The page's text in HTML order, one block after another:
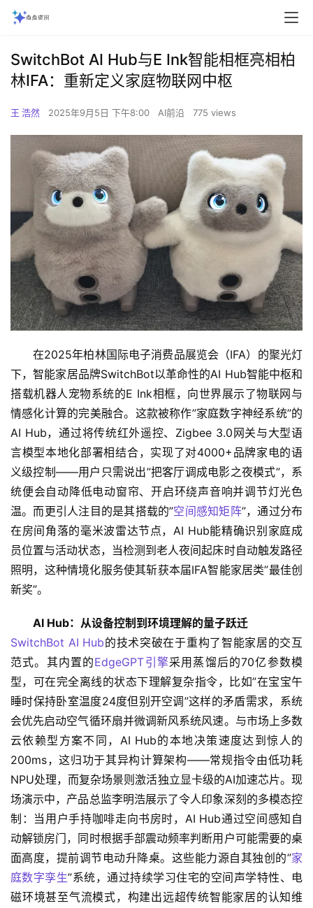
SwitchBot AI Hub与E Ink智能相框亮相柏
林IFA：重新定义家庭物联网中枢‌
王 浩然 2025年9月5日 下午8:00 AI前沿 775 views
在2025年柏林国际电子消费品展览会（IFA）的聚光灯
下，智能家居品牌SwitchBot以革命性的AI Hub智能中枢和
搭载机器人宠物系统的E Ink相框，向世界展示了物联网与
情感化计算的完美融合。这款被称作”家庭数字神经系统”的
AI Hub，通过将传统红外遥控、Zigbee 3.0网关与大型语
言模型本地化部署相结合，实现了对4000+品牌家电的语
义级控制——用户只需说出”把客厅调成电影之夜模式”，系
统便会自动降低电动窗帘、开启环绕声音响并调节灯光色
温。而更引人注目的是其搭载的”空间感知矩阵”，通过分布
在房间角落的毫米波雷达节点，AI Hub能精确识别家庭成
员位置与活动状态，当检测到老人夜间起床时自动触发路径
照明，这种情境化服务使其斩获本届IFA智能家居类”最佳创
新奖”。
AI Hub：从设备控制到环境理解的量子跃迁
SwitchBot AI Hub的技术突破在于重构了智能家居的交互
范式。其内置的EdgeGPT引擎采用蒸馏后的70亿参数模
型，可在完全离线的状态下理解复杂指令，比如”在宝宝午
睡时保持卧室温度24度但别开空调”这样的矛盾需求，系统
会优先启动空气循环扇并微调新风系统风速。与市场上多数
云依赖型方案不同，AI Hub的本地决策速度达到惊人的
200ms，这归功于其异构计算架构——常规指令由低功耗
NPU处理，而复杂场景则激活独立显卡级的AI加速芯片。现
场演示中，产品总监李明浩展示了令人印象深刻的多模态控
制：当用户手持咖啡走向书房时，AI Hub通过空间感知自
动解锁房门，同时根据手部震动频率判断用户可能需要的桌
面高度，提前调节电动升降桌。这些能力源自其独创的”家
庭数字孪生”系统，通过持续学习住宅的空间声学特性、电
磁环境甚至气流模式，构建出远超传统智能家居的认知维